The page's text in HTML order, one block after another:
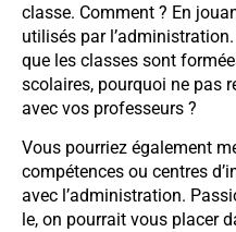
classe. Comment ? En
utilisés par
que les classes sont
scolaires, pourquoi ne pas
avec vos professeurs ?
Vous pourriez également
compétences ou centres
avec l’administration.
le, on pourrait vous placer